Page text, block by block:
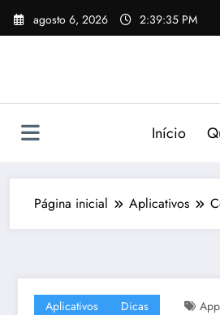
Pular
para
agosto 6, 2026 2:39:36 PM
Início
Página inicial Aplicativos
Aplicativos Dicas